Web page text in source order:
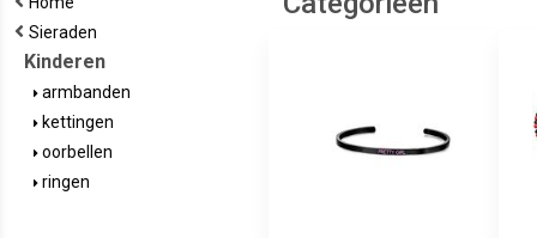
Sieraden
Kinderen
armbanden
kettingen
oorbellen
ringen